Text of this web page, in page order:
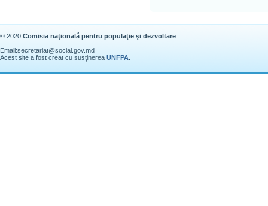
© 2020 Comisia naţională pentru populaţie şi dezvoltare
Email:secretariat@social.gov.md
Acest site a fost creat cu susţinerea UNFPA